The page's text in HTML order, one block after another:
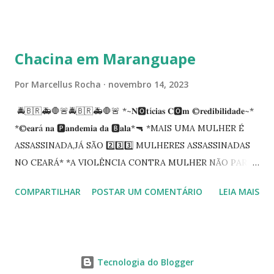
enquanto atuaram nesta instituição.
Chacina em Maranguape
Por Marcellus Rocha novembro 14, 2023
🚔🇧🇷🚑🛑🚨🚔🇧🇷🚑🛑🚨 *~𝐍🅾️𝐭í𝐜𝐢𝐚𝐬 𝐂🅾️𝐦 ©️𝐫𝐞𝐝𝐢𝐛𝐢𝐥𝐢𝐝𝐚𝐝𝐞~*
*©️𝐞𝐚𝐫á 𝐧𝐚 🅿️𝐚𝐧𝐝𝐞𝐦𝐢𝐚 𝐝𝐚 🅱️𝐚𝐥𝐚*🔫 *MAIS UMA MULHER É
ASSASSINADA,JÁ SÃO 2️⃣3️⃣3️⃣ MULHERES ASSASSINADAS
NO CEARÁ* *A VIOLÊNCIA CONTRA MULHER NÃO PARA
informações quarto pessoas foram executadas no Distrito
Tbm Amanari. Estavam em uma casa, onde foi invadida e
COMPARTILHAR POSTAR UM COMENTÁRIO LEIA MAIS
Tecnologia do Blogger